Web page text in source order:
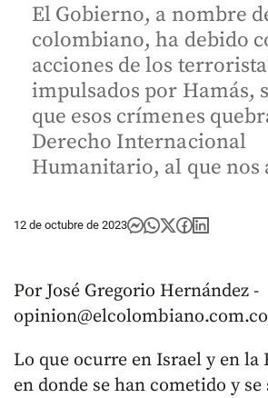
El Gobierno, a nombre
colombiano, ha debido
acciones de los
impulsados por Hamás,
que esos crímenes
Derecho Internacional
Humanitario, al que nos
12 de octubre de 2023
Por José Gregorio Hernández -
opinion@elcolombiano.com.co
Lo que ocurre en Israel y en la
en donde se han cometido y se